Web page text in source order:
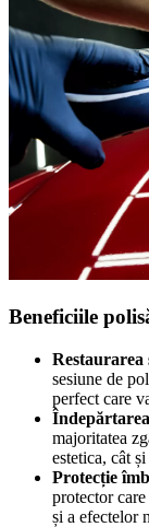
Beneficiile
Restaurarea
sesiune de
perfect care
majoritatea
estetica, cât
Protecție
protector
și a efectelor